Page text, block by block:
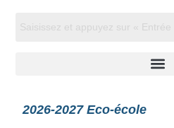
2026-2027 Eco-école